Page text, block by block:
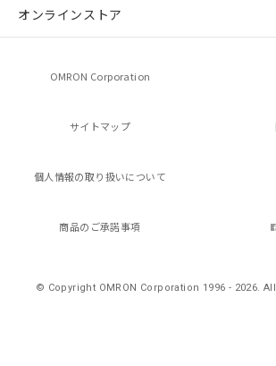
オンラインストア
OMRON Corporation
サイトマップ
個人情報の取り扱いについて
商品のご承諾事項
© Copyright OMRON Corporation 1996 - 2026.